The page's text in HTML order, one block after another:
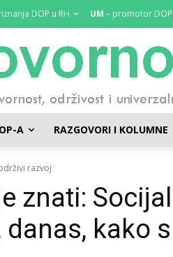
DOP u RH UM – promotor
A RAZGOVORI I KOLUMNE
razvoj
znati:
danas, kako